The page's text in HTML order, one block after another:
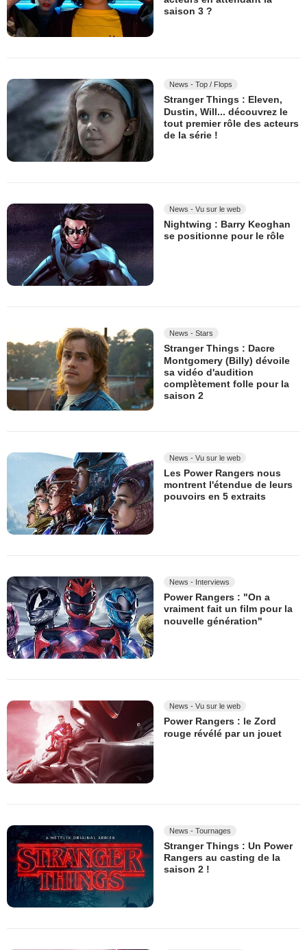
saison 3 ?
News - Top / Flops
Stranger Things : Eleven,
Dustin, Will... découvrez le
tout premier rôle des acteurs
de la série !
News - Vu sur le web
Nightwing : Barry Keoghan
se positionne pour le rôle
News - Stars
Stranger Things : Dacre
Montgomery (Billy) dévoile
sa vidéo d'audition
complètement folle pour la
saison 2
News - Vu sur le web
Les Power Rangers nous
montrent l'étendue de leurs
pouvoirs en 5 extraits
News - Interviews
Power Rangers : "On a
vraiment fait un film pour la
nouvelle génération"
News - Vu sur le web
Power Rangers : le Zord
rouge révélé par un jouet
News - Tournages
Stranger Things : Un Power
Rangers au casting de la
saison 2 !